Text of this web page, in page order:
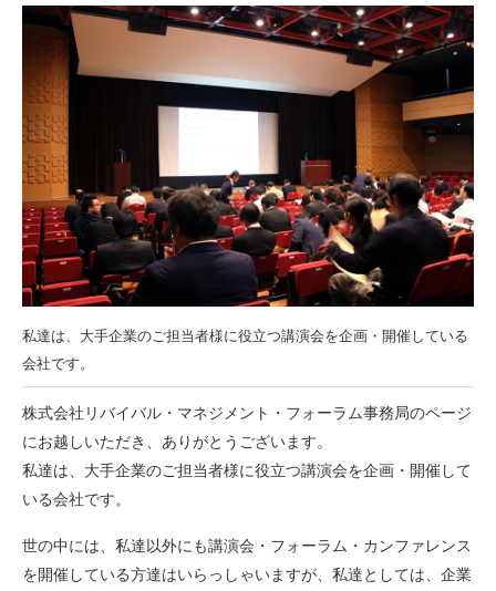
私達は、大手企業のご担当者様に役立つ講演会を企画・開催している
会社です。
株式会社リバイバル・マネジメント・フォーラム事務局のページ
にお越しいただき、ありがとうございます。
私達は、大手企業のご担当者様に役立つ講演会を企画・開催して
いる会社です。
世の中には、私達以外にも講演会・フォーラム・カンファレンス
を開催している方達はいらっしゃいますが、私達としては、企業